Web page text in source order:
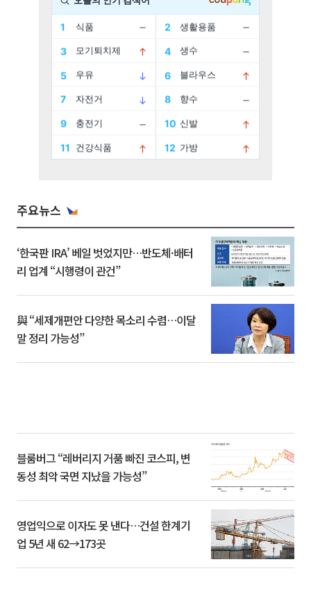
주요뉴스
‘한국판 IRA’ 베일 벗었지만…반도체·배터
리 업계 “시행령이 관건”
與 “세제개편안 다양한 목소리 수렴…이달
말 정리 가능성”
블룸버그 “레버리지 거품 빠진 코스피, 변
동성 최악 국면 지났을 가능성”
영업익으로 이자도 못 낸다…건설 한계기
업 5년 새 62→173곳